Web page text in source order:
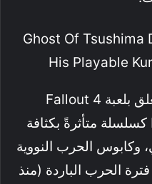
أعتقد أن الأمر واضحًا فيما يتعلق بلعبة Fallout 4
ومصادرإلهامها. تعتبر Fallout كسلسلة متأثرةً بكثافة
وكابوس الحرب النووية
الحرب الباردة (منذ